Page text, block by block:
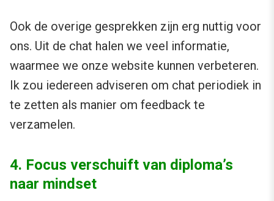
Ook de overige gesprekken zijn erg nuttig voor
ons. Uit de chat halen we veel informatie,
waarmee we onze website kunnen verbeteren.
Ik zou iedereen adviseren om chat periodiek in
te zetten als manier om feedback te
verzamelen.
4. Focus verschuift van diploma’s
naar mindset